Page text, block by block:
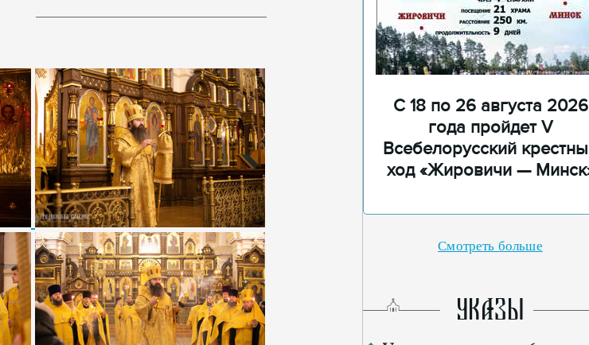
С 18 по 26 августа 2026
года пройдет V
Всебелорусский
ход «Жировичи —
Смотреть больше
УКАЗЫ